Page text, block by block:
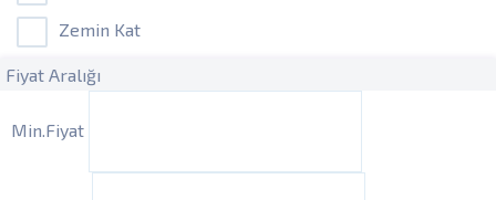
Zemin Kat
Fiyat Aralığı
Min.Fiyat